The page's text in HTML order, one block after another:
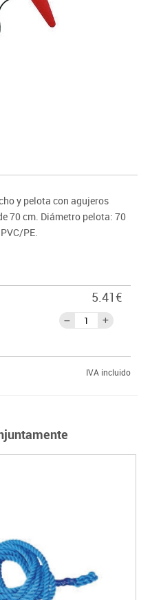
y pelota con agujeros
70 cm. Diámetro pelota: 70
PE.
5.41€
IVA incluido